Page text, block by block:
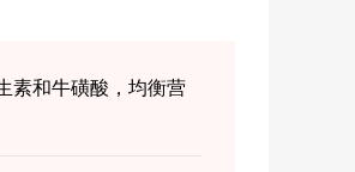
素和牛磺酸，均衡营